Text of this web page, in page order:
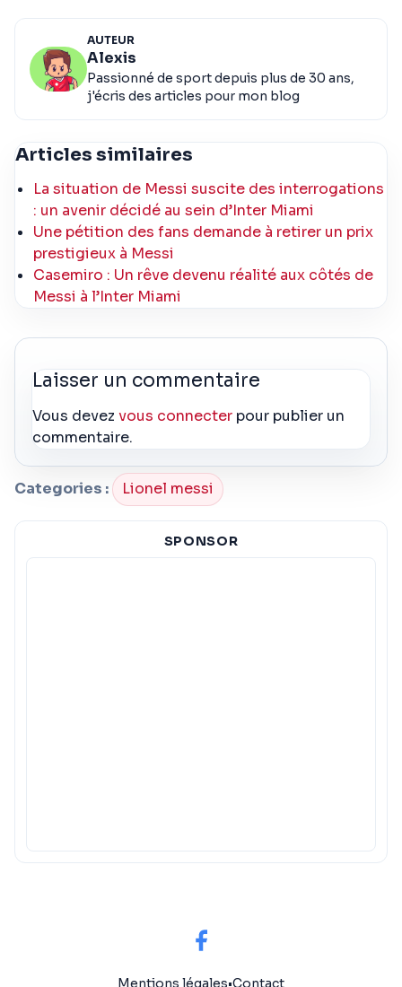
AUTEUR
Alexis
Passionné de sport depuis plus de 30 ans,
j'écris des articles pour mon blog
Articles similaires
La situation de Messi suscite des interrogations
: un avenir décidé au sein d’Inter Miami
Une pétition des fans demande à retirer un prix
prestigieux à Messi
Casemiro : Un rêve devenu réalité aux côtés de
Messi à l’Inter Miami
Laisser un commentaire
Vous devezvous connecter pour publier un
commentaire.
Categories : Lionel messi
SPONSOR
Mentions légales•Contact